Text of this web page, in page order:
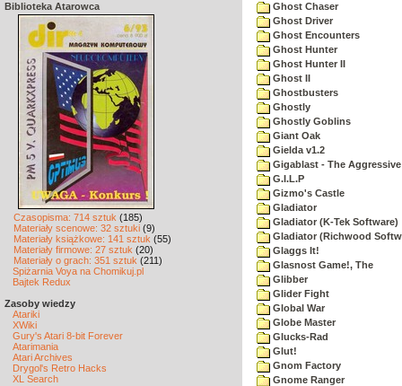
Biblioteka Atarowca
Czasopisma: 714 sztuk (185)
Materiały scenowe: 32 sztuki (9)
Materiały książkowe: 141 sztuk (55)
Materiały firmowe: 27 sztuk (20)
Materiały o grach: 351 sztuk (211)
Spiżarnia Voya na Chomikuj.pl
Bajtek Redux
Zasoby wiedzy
Atariki
XWiki
Gury's Atari 8-bit Forever
Atarimania
Atari Archives
Drygol's Retro Hacks
XL Search
Ghost Chaser
Ghost Driver
Ghost Encounters
Ghost Hunter
Ghost Hunter II
Ghost II
Ghostbusters
Ghostly
Ghostly Goblins
Giant Oak
Gielda v1.2
Gigablast - The
G.I.L.P
Gizmo's Castle
Gladiator
Gladiator (K-Tek Software)
Gladiator (Richwood
Glaggs It!
Glasnost Game!, The
Glibber
Glider Fight
Global War
Globe Master
Glucks-Rad
Glut!
Gnom Factory
Gnome Ranger